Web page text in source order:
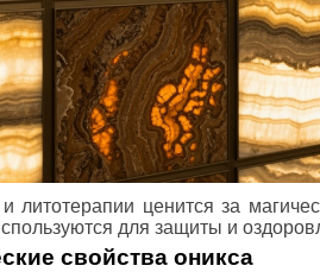
литотерапии ценится за
для защиты и
свойства оникса